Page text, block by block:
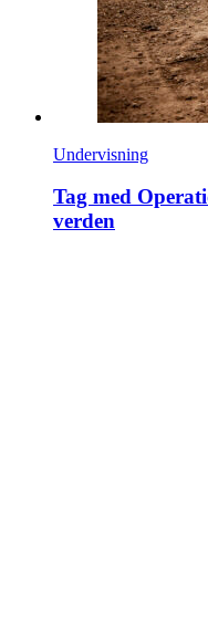
Undervisning
Tag med
verden